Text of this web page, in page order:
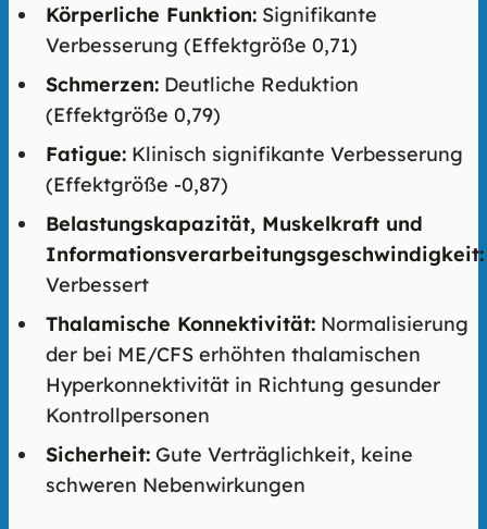
Körperliche Funktion: Signifikante
Verbesserung (Effektgröße 0,71)
Schmerzen: Deutliche Reduktion
(Effektgröße 0,79)
Fatigue: Klinisch signifikante Verbesserung
(Effektgröße -0,87)
Belastungskapazität, Muskelkraft und
Informationsverarbeitungsgeschwindigkeit:
Verbessert
Thalamische Konnektivität: Normalisierung
der bei ME/CFS erhöhten thalamischen
Hyperkonnektivität in Richtung gesunder
Kontrollpersonen
Sicherheit: Gute Verträglichkeit, keine
schweren Nebenwirkungen